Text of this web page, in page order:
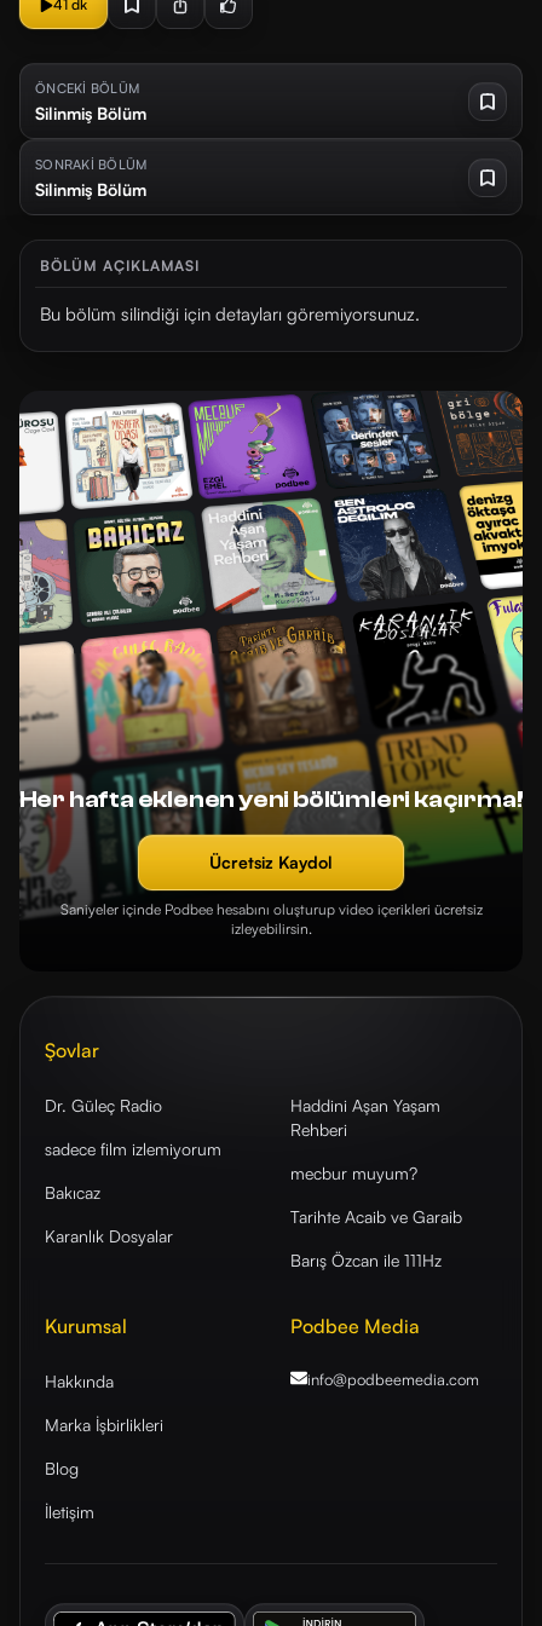
41 dk
ÖNCEKİ BÖLÜM
Silinmiş Bölüm
SONRAKİ BÖLÜM
Silinmiş Bölüm
BÖLÜM AÇIKLAMASI
Bu bölüm silindiği için detayları göremiyorsunuz.
Her hafta eklenen yeni bölümleri kaçırma!
Ücretsiz Kaydol
Saniyeler içinde Podbee hesabını oluşturup video içerikleri ücretsiz
izleyebilirsin.
Şovlar
Dr. Güleç Radio
sadece film izlemiyorum
Bakıcaz
Karanlık Dosyalar
Haddini Aşan Yaşam
Rehberi
mecbur muyum?
Tarihte Acaib ve Garaib
Barış Özcan ile 111Hz
Kurumsal
Hakkında
Marka İşbirlikleri
Blog
İletişim
Podbee Media
info@podbeemedia.com